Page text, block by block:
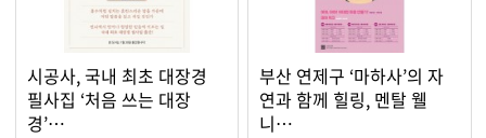
시공사, 국내 최초 대장경
필사집 ‘처음 쓰는 대장
경’…
부산 연제구 ‘마하사’의 자
연과 함께 힐링, 멘탈 웰
니…